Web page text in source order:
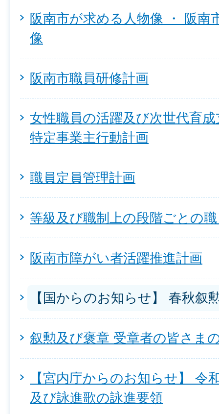
阪南市が求める人物像 ・ 阪南
像
阪南市職員研修計画
女性職員の活躍及び次世代育
特定事業主行動計画
職員定員管理計画
等級及び職制上の段階ごとの
阪南市障がい者活躍推進計画
【国からのお知らせ】 春秋叙
叙勲及び褒章 受章者の皆さま
【宮内庁からのお知らせ】 令
及び詠進歌の詠進要領